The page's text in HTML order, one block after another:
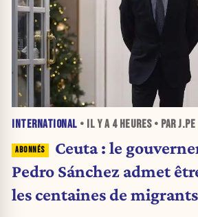
INTERNATIONAL • IL Y A 4 HEURES• PAR J.PE
Ceuta : le
Pedro Sánchez admet
les centaines de